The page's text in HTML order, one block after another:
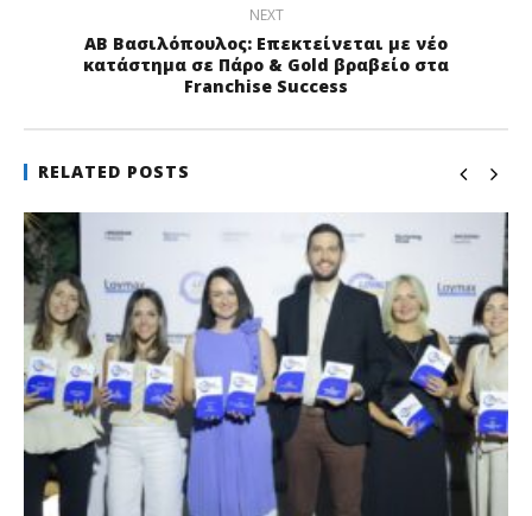
NEXT
ΑΒ Βασιλόπουλος: Επεκτείνεται με νέο
κατάστημα σε Πάρο & Gold βραβείο στα
Franchise Success
RELATED POSTS